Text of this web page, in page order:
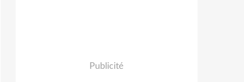
Publicité